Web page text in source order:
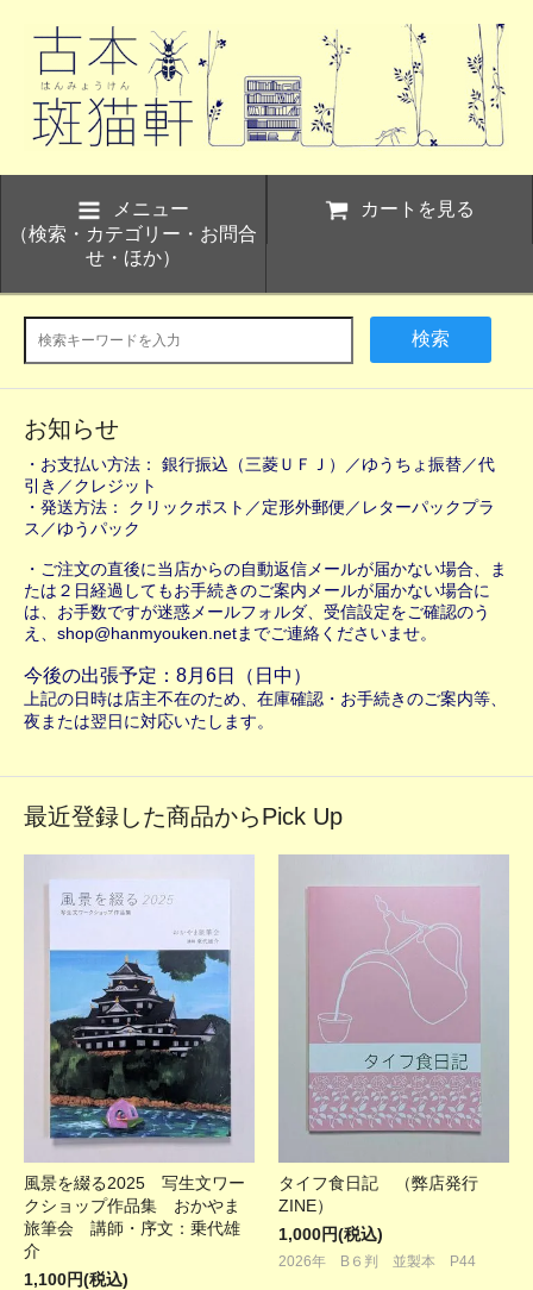
メニュー
（検索・カテゴリー・お問合
せ・ほか）
カートを見る
検索
お知らせ
・お支払い方法： 銀行振込（三菱ＵＦＪ）／ゆうちょ振替／代
引き／クレジット
・発送方法： クリックポスト／定形外郵便／レターパックプラ
ス／ゆうパック
・ご注文の直後に当店からの自動返信メールが届かない場合、ま
たは２日経過してもお手続きのご案内メールが届かない場合に
は、お手数ですが迷惑メールフォルダ、受信設定をご確認のう
え、shop@hanmyouken.netまでご連絡くださいませ。
今後の出張予定：8月6日（日中）
上記の日時は店主不在のため、在庫確認・お手続きのご案内等、
夜または翌日に対応いたします。
最近登録した商品からPick Up
風景を綴る2025 写生文ワー
クショップ作品集 おかやま
旅筆会 講師・序文：乗代雄
介
1,100円(税込)
タイフ食日記 （弊店発行
ZINE）
1,000円(税込)
2026年 B６判 並製本 P44